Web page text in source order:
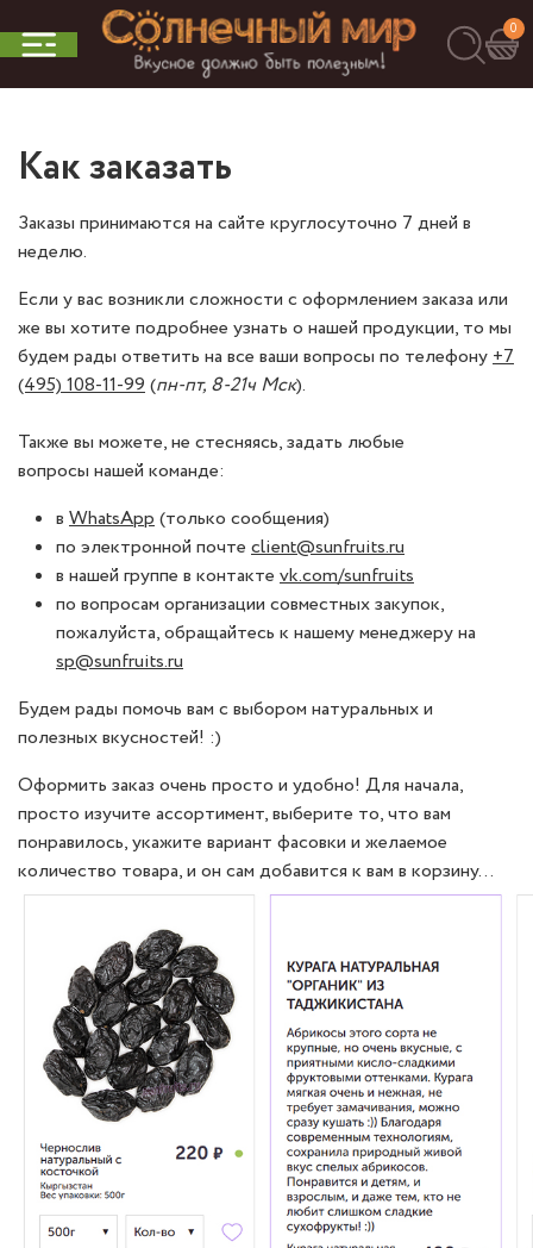
0
Как заказать
Заказы принимаются на сайте круглосуточно 7 дней в
неделю.
Если у вас возникли сложности с оформлением заказа или
же вы хотите подробнее узнать о нашей продукции, то мы
будем рады ответить на все ваши вопросы по телефону+7
(495) 108-11-99(пн-пт, 8-21ч Мск).
Также вы можете, не стесняясь, задать любые
вопросы нашей команде:
в WhatsApp(только сообщения)
по электронной почте client@sunfruits.ru
в нашей группе в контакте vk.com/sunfruits
по вопросам организации совместных закупок,
пожалуйста, обращайтесь к нашему менеджеру на
sp@sunfruits.ru
Будем рады помочь вам с выбором натуральных и
полезных вкусностей! :)
Оформить заказ очень просто и удобно! Для начала,
просто изучите ассортимент, выберите то, что вам
понравилось, укажите вариант фасовки и желаемое
количество товара, и он сам добавится к вам в корзину…